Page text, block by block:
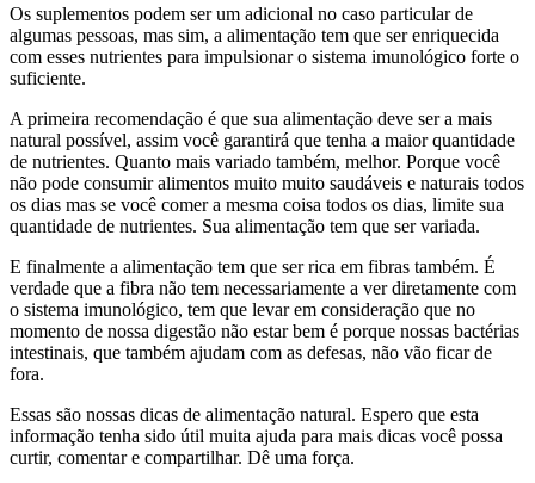
Os suplementos podem ser um adicional no caso particular de
algumas pessoas, mas sim, a alimentação tem que ser enriquecida
com esses nutrientes para impulsionar o sistema imunológico forte o
suficiente.
A primeira recomendação é que sua alimentação deve ser a mais
natural possível, assim você garantirá que tenha a maior quantidade
de nutrientes. Quanto mais variado também, melhor. Porque você
não pode consumir alimentos muito muito saudáveis e naturais todos
os dias mas se você comer a mesma coisa todos os dias, limite sua
quantidade de nutrientes. Sua alimentação tem que ser variada.
E finalmente a alimentação tem que ser rica em fibras também. É
verdade que a fibra não tem necessariamente a ver diretamente com
o sistema imunológico, tem que levar em consideração que no
momento de nossa digestão não estar bem é porque nossas bactérias
intestinais, que também ajudam com as defesas, não vão ficar de
fora.
Essas são nossas dicas de alimentação natural. Espero que esta
informação tenha sido útil muita ajuda para mais dicas você possa
curtir, comentar e compartilhar. Dê uma força.